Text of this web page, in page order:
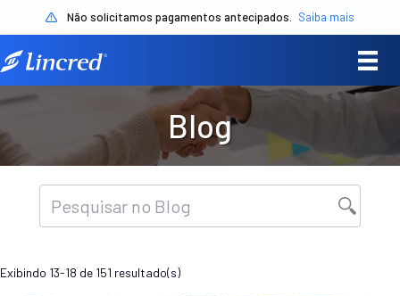
Não solicitamos pagamentos antecipados. Saiba mais
Blog
Exibindo 13-18 de 151 resultado(s)